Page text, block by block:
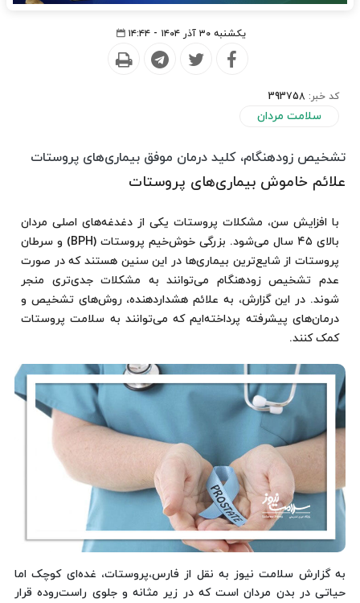
یکشنبه ۳۰ آذر ۱۴۰۴ - ۱۴:۴۴
کد خبر: 393758
سلامت مردان
تشخیص زودهنگام، کلید درمان موفق بیماری‌های پروستات
علائم خاموش بیماری‌های پروستات
با افزایش سن، مشکلات پروستات یکی از دغدغه‌های اصلی مردان
بالای ۴۵ سال می‌شود. بزرگی خوش‌خیم پروستات (BPH) و سرطان
پروستات از شایع‌ترین بیماری‌ها در این سنین هستند که در صورت
عدم تشخیص زودهنگام می‌توانند به مشکلات جدی‌تری منجر
شوند. در این گزارش، به علائم هشداردهنده، روش‌های تشخیص و
درمان‌های پیشرفته پرداخته‌ایم که می‌توانند به سلامت پروستات
کمک کنند.
به گزارش سلامت نیوز به نقل از فارس،پروستات، غده‌ای کوچک اما
حیاتی در بدن مردان است که در زیر مثانه و جلوی راست‌روده قرار